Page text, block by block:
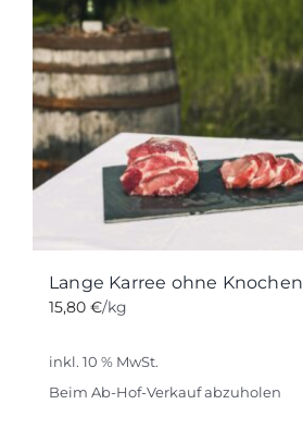
Lange Karree ohne Knochen
15,80 €/kg
inkl. 10 % MwSt.
Beim Ab-Hof-Verkauf abzuholen